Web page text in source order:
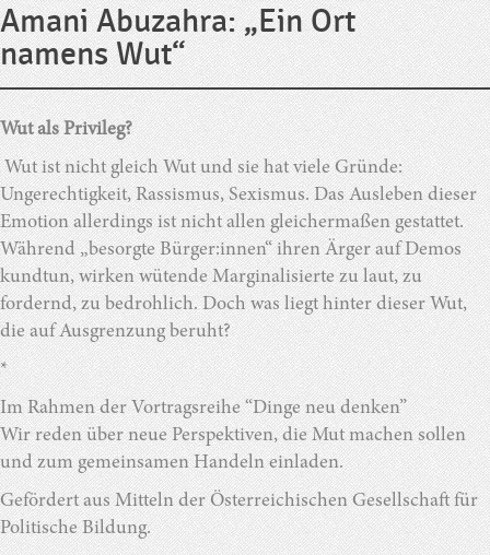
Amani Abuzahra: „Ein Ort
namens Wut“
Wut als Privileg?
Wut ist nicht gleich Wut und sie hat viele Gründe:
Ungerechtigkeit, Rassismus, Sexismus. Das Ausleben dieser
Emotion allerdings ist nicht allen gleichermaßen gestattet.
Während „besorgte Bürger:innen“ ihren Ärger auf Demos
kundtun, wirken wütende Marginalisierte zu laut, zu
fordernd, zu bedrohlich. Doch was liegt hinter dieser Wut,
die auf Ausgrenzung beruht?
*
Im Rahmen der Vortragsreihe “Dinge neu denken”
Wir reden über neue Perspektiven, die Mut machen sollen
und zum gemeinsamen Handeln einladen.
Gefördert aus Mitteln der Österreichischen Gesellschaft für
Politische Bildung.